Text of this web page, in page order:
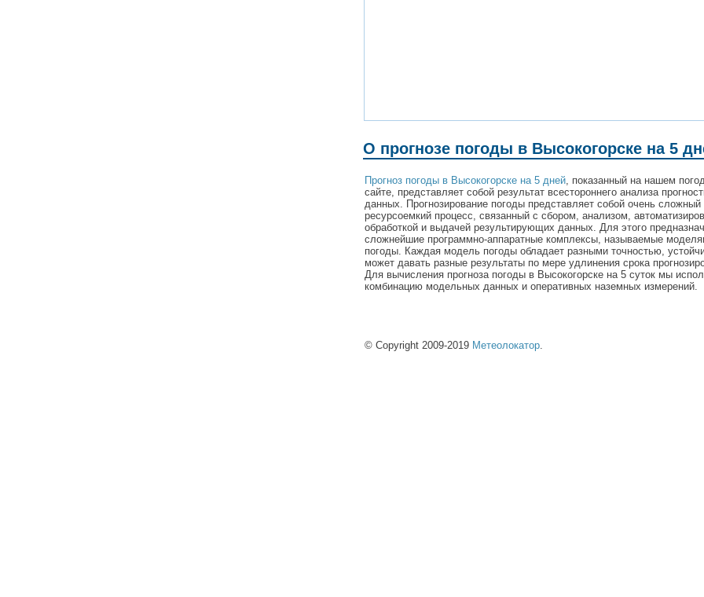
О прогнозе погоды в Высокогорске на 5
Прогноз погоды в Высокогорске на 5 дней , показанный на нашем
сайте, представляет собой результат всестороннего анализа
данных. Прогнозирование погоды представляет собой очень сложный
ресурсоемкий процесс, связанный с сбором, анализом,
обработкой и выдачей результирующих данных. Для этого
сложнейшие программно-аппаратные комплексы, называемые
погоды. Каждая модель погоды обладает разными точностью,
может давать разные результаты по мере удлинения срока
Для вычисления прогноза погоды в Высокогорске на 5 суток мы
комбинацию модельных данных и оперативных наземных измерений.
© Copyright 2009-2019 Метеолокатор